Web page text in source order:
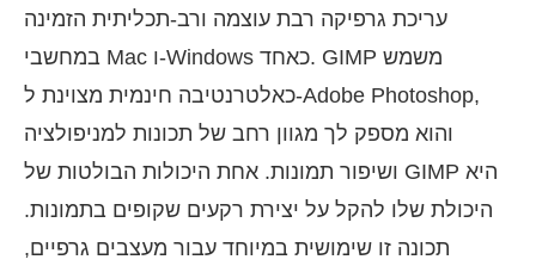
עריכת גרפיקה רבת עוצמה ורב-תכליתית הזמינה
במחשבי Mac ו-Windows כאחד. GIMP משמש
כאלטרנטיבה חינמית מצוינת ל-Adobe Photoshop,
והוא מספק לך מגוון רחב של תכונות למניפולציה
ושיפור תמונות. אחת היכולות הבולטות של GIMP היא
היכולת שלו להקל על יצירת רקעים שקופים בתמונות.
תכונה זו שימושית במיוחד עבור מעצבים גרפיים,